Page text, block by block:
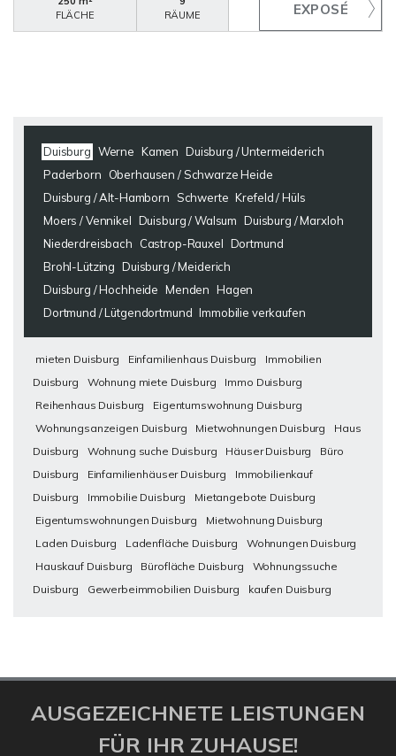
FLÄCHE
RÄUME
Duisburg Werne Kamen Duisburg / Untermeiderich
Paderborn
Oberhausen / Schwarze Heide
Duisburg / Alt-Hamborn
Schwerte Krefeld / Hüls
Moers / Vennikel Duisburg / Walsum Duisburg / Marxloh
Niederdreisbach
Castrop-Rauxel Dortmund
Brohl-Lützing Duisburg / Meiderich
Duisburg / Hochheide Menden Hagen
Dortmund / Lütgendortmund Immobilie verkaufen
mieten Duisburg Einfamilienhaus Duisburg
Immobilien
Duisburg
Wohnung miete Duisburg
Immo Duisburg
Reihenhaus Duisburg
Eigentumswohnung Duisburg
Wohnungsanzeigen Duisburg
Mietwohnungen Duisburg
Haus
Duisburg
Wohnung suche Duisburg Häuser Duisburg
Büro
Duisburg
Einfamilienhäuser Duisburg
Immobilienkauf
Duisburg
Immobilie Duisburg
Mietangebote Duisburg
Eigentumswohnungen Duisburg
Mietwohnung Duisburg
Laden Duisburg
Ladenfläche Duisburg
Wohnungen Duisburg
Hauskauf Duisburg
Bürofläche Duisburg
Wohnungssuche
Duisburg
Gewerbeimmobilien Duisburg kaufen Duisburg
AUSGEZEICHNETE LEISTUNGEN
FÜR IHR ZUHAUSE!